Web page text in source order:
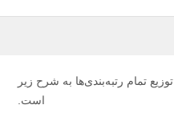
توزیع تمام رتبه‌بندی‌ها به شرح زیر
است.